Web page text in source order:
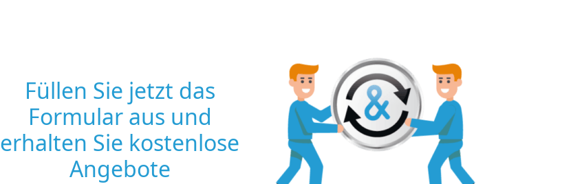
Füllen Sie jetzt das
Formular aus und
erhalten Sie kostenlose
Angebote